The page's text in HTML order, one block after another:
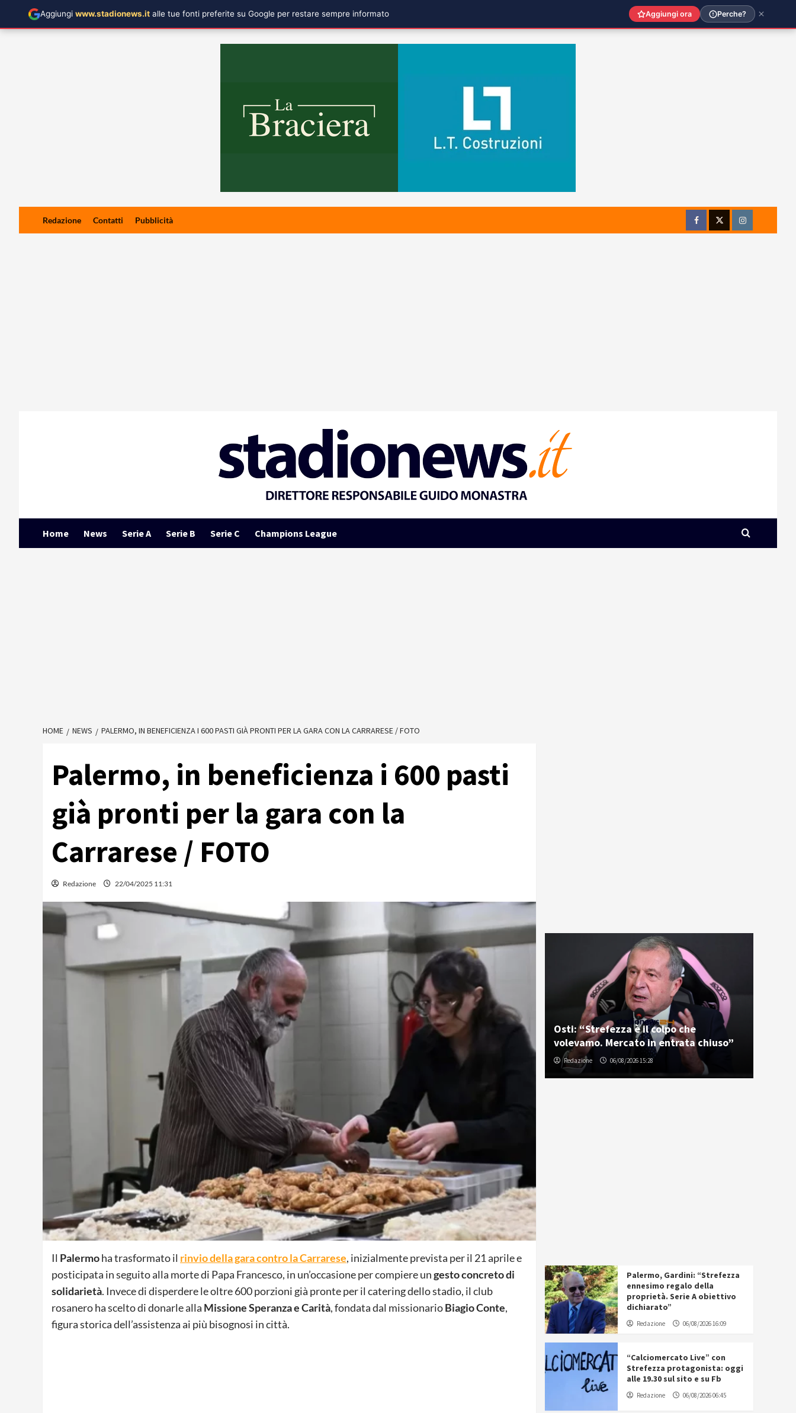
Redazione Contatti Pubblicità
FacebookTwitterInstagram
Home News Serie A Serie B Serie C Champions League
HOME NEWS PALERMO, IN BENEFICIENZA I 600 PASTI GIÀ PRONTI PER LA GARA CON LA CARRARESE / FOTO
Palermo, in beneficienza i 600 pasti
già pronti per la gara con la
Carrarese / FOTO
Redazione 22/04/2025 11:31
Il Palermoha trasformato il rinvio della gara contro la Carrarese, inizialmente prevista per il 21 aprile e
posticipata in seguito alla morte di Papa Francesco, in un’occasione per compiere ungesto concreto di
solidarietà. Invece di disperdere le oltre 600 porzioni già pronte per il catering dello stadio, il club
rosanero ha scelto di donarle alla Missione Speranza e Carità, fondata dal missionarioBiagio Conte,
figura storica dell’assistenza ai più bisognosi in città.
Osti: “Strefezza è il colpo che
volevamo. Mercato in entrata chiuso”
Redazione 06/08/2026 15:28
Palermo, Gardini: “Strefezza
ennesimo regalo della
proprietà. Serie A obiettivo
dichiarato”
Redazione 06/08/2026 16:09
“Calciomercato Live” con
Strefezza protagonista: oggi
alle 19.30 sul sito e su Fb
Redazione 06/08/2026 06:45
Aggiungi www.stadionews.it alle tue fonti preferite su Google per restare sempre informato Aggiungi ora Perche?